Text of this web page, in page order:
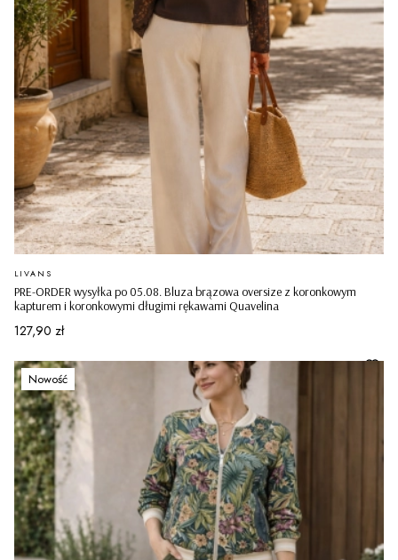
PRE-ORDER wysyłka po 05.08. Bluza brązowa oversize z koronkowym
kapturem i koronkowymi długimi rękawami Quavelina
PRODUCENT
LIVANS
Cena
127,90 zł
Nowość